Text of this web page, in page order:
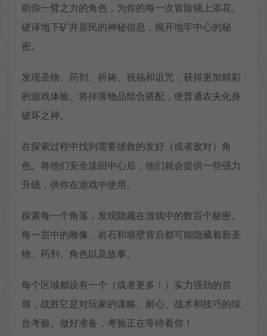
助你一臂之力的角色，为你的每一次冒险锦上添花。
破译地下矿井居民的神秘信息，揭开地牢中心的秘
密。
发现圣物、药剂、祈祷、祝福和诅咒，获得更加精彩
的游戏体验。将掉落物品组合搭配，使普通农夫化身
破坏之神。
在探索过程中找到需要拯救的友好（或者敌对）角
色。将他们安全送回中心后，他们就会提供一些强力
升级，供你在游戏中使用。
探索每一个角落，发现隐藏在游戏中的数百个秘密。
每一层中的雕像、岩石和墙壁背后都可能隐藏着新圣
物、药剂、角色以及故事。
每个区域都设有一个（或者更多！）实力强劲的首
领，战胜它是对玩家的谋略、耐心、战术和技巧的综
合考验。做好准备，考验正在等待着你！